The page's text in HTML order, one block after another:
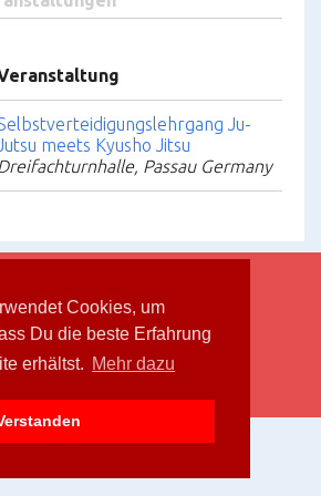
Cookies, um
Du die beste Erfahrung
erhältst. Mehr dazu
Ju-
meets Kyusho Jitsu
Passau Germany
Passau e.V. © 2026.Privacy Policy